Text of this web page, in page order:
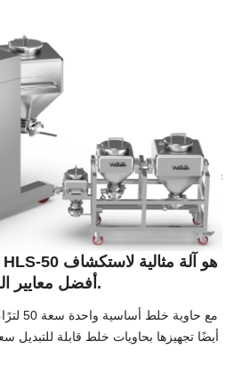
أفضل معايير العملية في خلط المواد.